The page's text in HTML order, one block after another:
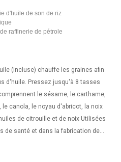
d'huile de son de riz
raffinerie de pétrole
(incluse) chauffe les graines afin
d'huile. Pressez jusqu'à 8 tasses
le sésame, le carthame,
le canola, le noyau d'abricot, la noix
de citrouille et de noix Utilisées
de santé et dans la fabrication de
Le prétraitement consiste à